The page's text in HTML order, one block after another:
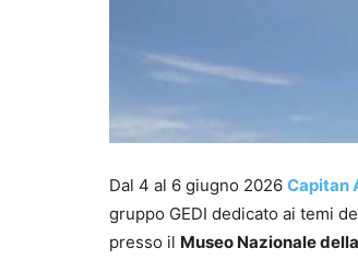
Dal 4 al 6 giugno 2026 Capitan
gruppo GEDI dedicato ai temi
presso il Museo Nazionale